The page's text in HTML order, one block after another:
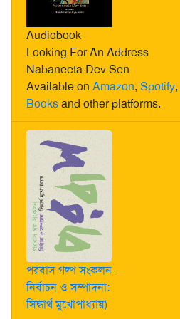
Audiobook
Looking For An Address
Nabaneeta Dev Sen
Available on Amazon, Spotify,
Booksand other platforms.
পরবাস গল্প সংকলন-
নির্বাচন ও সম্পাদনা:
সিদ্ধার্থ মুখোপাধ্যায়)